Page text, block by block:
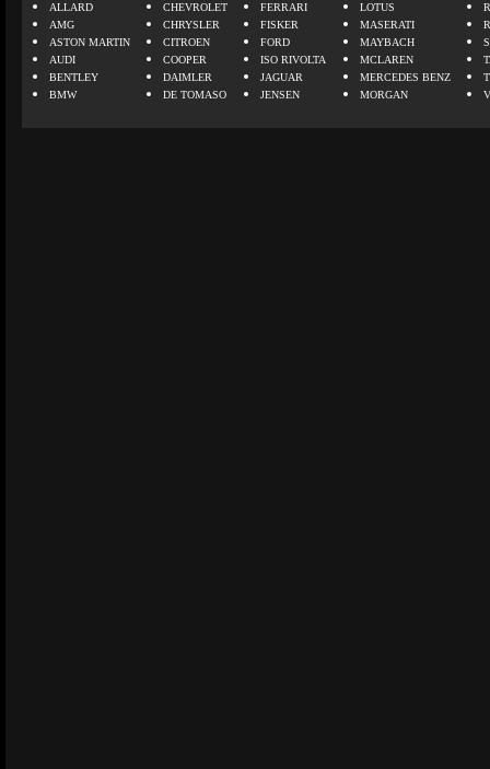
ALLARD
AMG
ASTON MARTIN
AUDI
BENTLEY
BMW
CHEVROLET
CHRYSLER
CITROEN
COOPER
DAIMLER
DE TOMASO
FERRARI
FISKER
FORD
ISO RIVOLTA
JAGUAR
JENSEN
LOTUS
MASERATI
MAYBACH
MCLAREN
MERCEDES BENZ
MORGAN